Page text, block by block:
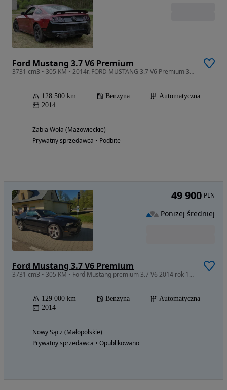
Ford Mustang 3.7 V6 Premium
3731 cm3 • 305 KM • 2014r. FORD MUSTANG 3.7 V6 Premium 306 Koni Wydechy Android Carplay
128 500 km Benzyna
Automatyczna
2014
Żabia Wola (Mazowieckie)
Prywatny sprzedawca • Podbite
Ford Mustang 3.7 V6 Premium
3731 cm3 • 305 KM • Ford Mustang premium 3.7 V6 2014 rok 129tys km stan bardzo dobry polec
129 000 km Benzyna
Automatyczna
2014
Nowy Sącz (Małopolskie)
Prywatny sprzedawca • Opublikowano
49 900 PLN
Poniżej średniej